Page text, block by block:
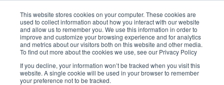
This website stores cookies on your computer. These cookies are
used to collect information about how you interact with our website
and allow us to remember you. We use this information in order to
improve and customize your browsing experience and for analytics
and metrics about our visitors both on this website and other media.
To find out more about the cookies we use, see our Privacy Policy
If you decline, your information won’t be tracked when you visit this
website. A single cookie will be used in your browser to remember
your preference not to be tracked.